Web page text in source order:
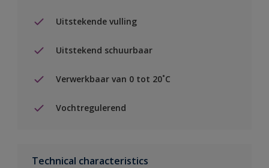
Uitstekende vulling
Uitstekend schuurbaar
Verwerkbaar van 0 tot 20˚C
Vochtregulerend
Technical characteristics